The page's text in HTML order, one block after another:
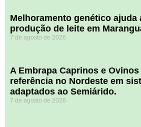
Melhoramento genético ajuda
produção de leite em
7 de agosto de 2026
A Embrapa Caprinos e
referência no Nordeste em
adaptados ao Semiárido.
7 de agosto de 2026